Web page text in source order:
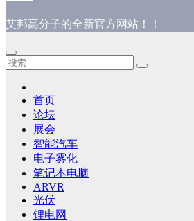
艾邦高分子的全新官方网站！！
首页
论坛
展会
智能汽车
电子雾化
笔记本电脑
ARVR
光伏
锂电网